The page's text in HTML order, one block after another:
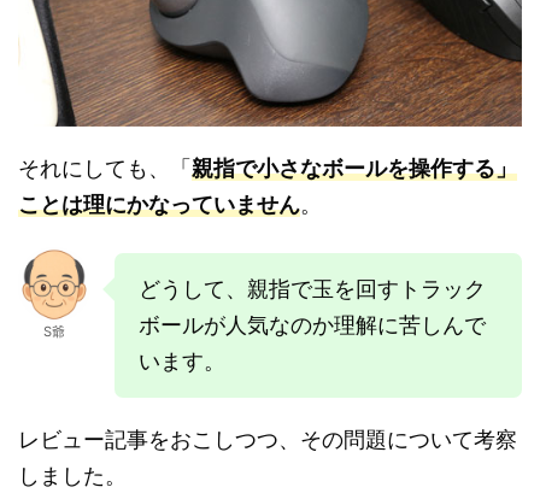
それにしても、「 親指で小さなボールを操作する」
ことは理にかなっていません。
S爺
どうして、親指で玉を回すトラック
ボールが人気なのか理解に苦しんで
います。
レビュー記事をおこしつつ、その問題について考察
しました。